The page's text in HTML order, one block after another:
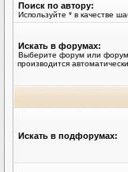
Поиск по автору:
Используйте * в качестве
Искать в форумах:
Выберите форум или
производится
Искать в подфорумах: